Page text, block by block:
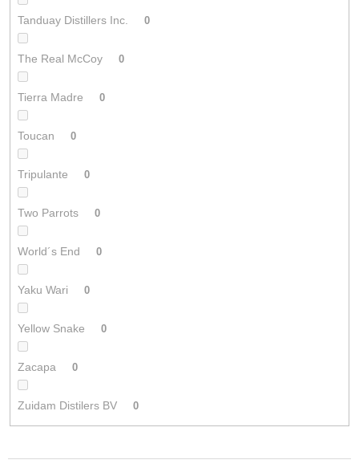
Tanduay Distillers Inc. 0
The Real McCoy 0
Tierra Madre 0
Toucan 0
Tripulante 0
Two Parrots 0
World´s End 0
Yaku Wari 0
Yellow Snake 0
Zacapa 0
Zuidam Distilers BV 0